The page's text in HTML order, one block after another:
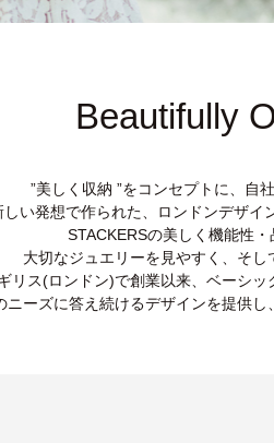
Beautifully
”美しく収納 ”をコンセプトに、自
しい発想で作られた、ロンドンデザイ
STACKERSの美しく機能性・
大切なジュエリーを見やすく、そし
リス(ロンドン)で創業以来、ベーシッ
ニーズに答え続けるデザインを提供し